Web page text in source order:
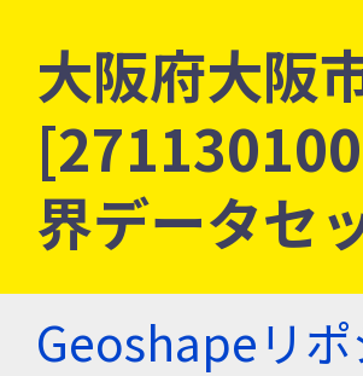
大阪府大阪
界データセ
Geoshapeリポ